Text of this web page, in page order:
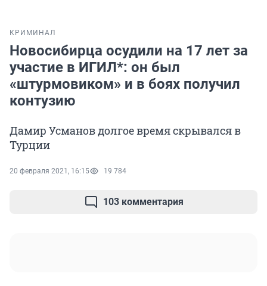
КРИМИНАЛ
Новосибирца осудили на 17 лет за
участие в ИГИЛ*: он был
«штурмовиком» и в боях получил
контузию
Дамир Усманов долгое время скрывался в
Турции
20 февраля 2021, 16:15 19 784
103 комментария